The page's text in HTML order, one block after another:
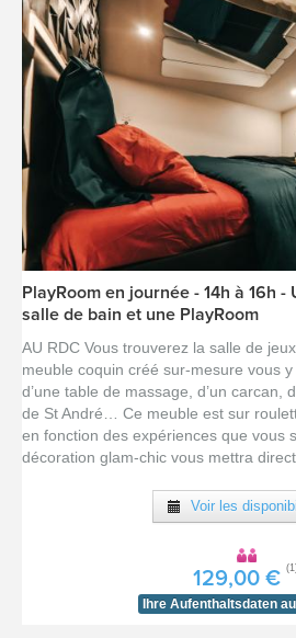
[voir la fiche détail]
PlayRoom en journée - 14h à 16h
salle de bain et une PlayRoom
AU RDC Vous trouverez la salle de
meuble coquin créé sur-mesure vous
d’une table de massage, d’un carcan,
de St André… Ce meuble est sur
en fonction des expériences que vous
décoration glam-chic vous mettra
Voir les
129,00 €
Ihre Aufenthaltsdaten